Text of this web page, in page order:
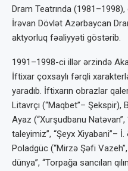
Dram Teatrında (1981–1998),
İrəvan Dövlət Azərbaycan
aktyorluq fəaliyyəti göstərib.
1991–1998-ci illər ərzində
İftixar çoxsaylı fərqli
yaradıb. İftixarın obrazlar
Litavrçı (“Maqbet”– Şekspir),
Ayaz (“Xurşudbanu
taleyimiz”, “Şeyx Xiyabani”–
Poladgüc (“Mirzə Şəfi
dünya”, “Torpağa sancılan